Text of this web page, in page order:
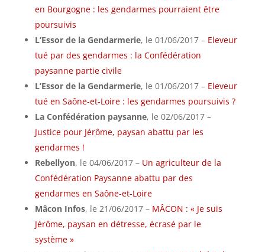
en Bourgogne : les gendarmes pourraient être
poursuivis
L’Essor de la Gendarmerie, le 01/06/2017 – Eleveur
tué par des gendarmes : la Confédération
paysanne partie civile
L’Essor de la Gendarmerie, le 01/06/2017 – Eleveur
tué en Saône-et-Loire : les gendarmes poursuivis ?
La Confédération paysanne, le 02/06/2017 –
Justice pour Jérôme, paysan abattu par les
gendarmes !
Rebellyon, le 04/06/2017 – Un agriculteur de la
Confédération Paysanne abattu par des
gendarmes en Saône-et-Loire
Mâcon Infos, le 21/06/2017 – MÂCON : « Je suis
Jérôme, paysan en détresse, écrasé par le
système »